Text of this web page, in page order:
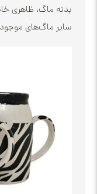
ظاهری خاص و
موجود در بازار